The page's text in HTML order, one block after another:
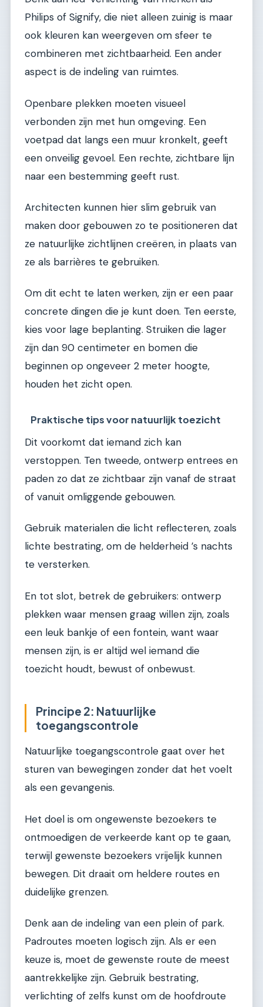
Philips of Signify, die niet alleen zuinig is maar
ook kleuren kan weergeven om sfeer te
combineren met zichtbaarheid. Een ander
aspect is de indeling van ruimtes.
Openbare plekken moeten visueel
verbonden zijn met hun omgeving. Een
voetpad dat langs een muur kronkelt, geeft
een onveilig gevoel. Een rechte, zichtbare lijn
naar een bestemming geeft rust.
Architecten kunnen hier slim gebruik van
maken door gebouwen zo te positioneren dat
ze natuurlijke zichtlijnen creëren, in plaats van
ze als barrières te gebruiken.
Om dit echt te laten werken, zijn er een paar
concrete dingen die je kunt doen. Ten eerste,
kies voor lage beplanting. Struiken die lager
zijn dan 90 centimeter en bomen die
beginnen op ongeveer 2 meter hoogte,
houden het zicht open.
Praktische tips voor natuurlijk toezicht
Dit voorkomt dat iemand zich kan
verstoppen. Ten tweede, ontwerp entrees en
paden zo dat ze zichtbaar zijn vanaf de straat
of vanuit omliggende gebouwen.
Gebruik materialen die licht reflecteren, zoals
lichte bestrating, om de helderheid ’s nachts
te versterken.
En tot slot, betrek de gebruikers: ontwerp
plekken waar mensen graag willen zijn, zoals
een leuk bankje of een fontein, want waar
mensen zijn, is er altijd wel iemand die
toezicht houdt, bewust of onbewust.
Principe 2: Natuurlijke
toegangscontrole
Natuurlijke toegangscontrole gaat over het
sturen van bewegingen zonder dat het voelt
als een gevangenis.
Het doel is om ongewenste bezoekers te
ontmoedigen de verkeerde kant op te gaan,
terwijl gewenste bezoekers vrijelijk kunnen
bewegen. Dit draait om heldere routes en
duidelijke grenzen.
Denk aan de indeling van een plein of park.
Padroutes moeten logisch zijn. Als er een
keuze is, moet de gewenste route de meest
aantrekkelijke zijn. Gebruik bestrating,
verlichting of zelfs kunst om de hoofdroute